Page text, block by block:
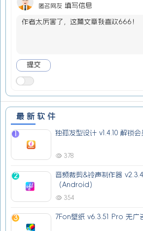
匿名网友 填写信息
最新软件
1 独孤发型设计 v1.4.10 解锁
378
2
音频裁剪&铃声制作器
（Android）
354
3 7Fon壁纸 v6.3.51 Pro 无广